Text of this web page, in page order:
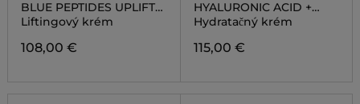
BLUE PEPTIDES UPLIFT
CREAM RICH
Liftingový krém
108,00 €
HYALURONIC ACID +
PEPTIDES CERAMIDE
HYDRA-PLUMPING
WATER CREAM
Hydratačný krém
115,00 €